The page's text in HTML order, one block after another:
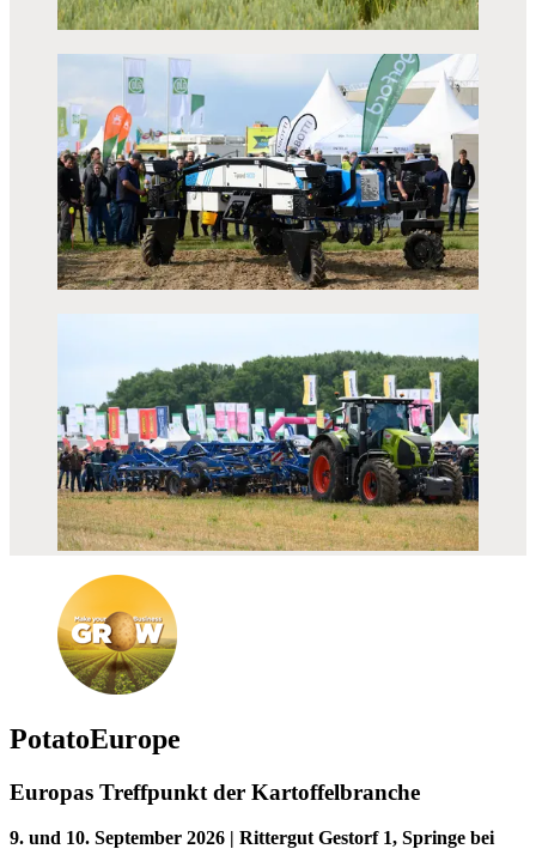
PotatoEurope
Europas Treffpunkt der Kartoffelbranche
9. und 10. September 2026 | Rittergut Gestorf 1, Springe bei